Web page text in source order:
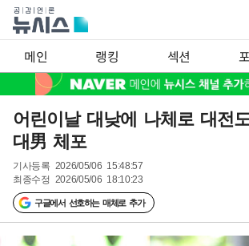
메인 랭킹 섹션
어린이날 대낮에 나체로 대전
대男 체포
기사등록 2026/05/06 15:48:57
최종수정 2026/05/06 18:10:23
구글에서 선호하는 매체로 추가